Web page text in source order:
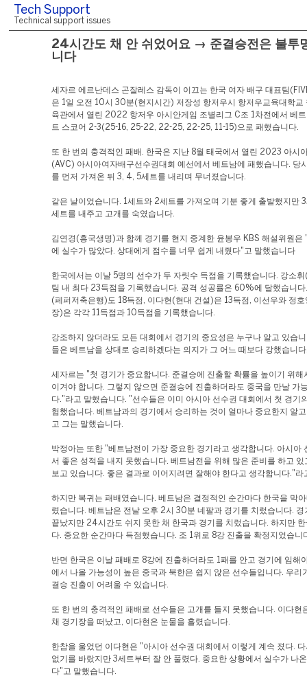
Tech Support
Technical support issues
24시간도 채 안 쉬었어요 → 준결승전은 불투
니다
세자르 에르난데스 곤잘레스 감독이 이끄는 한국 여자 배구 대표팀
은 1일 오전 10시 30분(현지시간) 저장성 항저우시 항저우교육대학교
육관에서 열린 2022 항저우 아시안게임 조별리그 C조 1차전에서 베
트 스코어 2-3(25-16, 25-22, 22-25, 22-25, 11-15)으로 패했습니다.
또 한 번의 충격적인 패배. 한국은 지난 8월 태국에서 열린 2023 아시
(AVC) 아시아여자배구선수권대회 예선에서 베트남에 패했습니다. 당
를 먼저 가져온 뒤 3, 4, 5세트를 내리며 무너졌습니다.
같은 날이었습니다. 1세트와 2세트를 가져오며 기분 좋게 출발했지만
세트를 내주고 고개를 숙였습니다.
김연경(흥국생명)과 함께 경기를 현지 중계한 윤봉우 KBS 해설위원은
에 실수가 많았다. 상대에게 점수를 너무 쉽게 내줬다"고 말했습니다
한국에서는 이날 5명의 선수가 두 자릿수 득점을 기록했습니다. 강소
팀 내 최다 23득점을 기록했습니다. 공격 성공률은 60%에 달했습니다
(페퍼저축은행)도 18득점, 이다현(현대 건설)은 13득점, 이선우와 정
장)은 각각 11득점과 10득점을 기록했습니다.
강조하지 않더라도 모든 대회에서 경기의 중요성은 누구나 알고 있습
들은 베트남을 상대로 승리하겠다는 의지가 그 어느 때보다 강했습니다
세자르는 "첫 경기가 중요합니다. 준결승에 진출할 확률을 높이기 위해
이겨야 합니다. 그렇지 않으면 준결승에 진출하더라도 중국을 만날 가
다."라고 말했습니다. "선수들은 이미 아시아 선수권 대회에서 첫 경기
험했습니다. 베트남과의 경기에서 승리하는 것이 얼마나 중요한지 알
고 그는 말했습니다.
박정아는 또한 "베트남전이 가장 중요한 경기라고 생각합니다. 아시아
서 좋은 성적을 내지 못했습니다. 베트남전을 위해 많은 준비를 하고 있
보고 있습니다. 좋은 결과로 이어지려면 잘해야 한다고 생각합니다."라
하지만 복귀는 패배였습니다. 베트남은 결정적인 순간마다 한국을 막
렸습니다. 베트남은 전날 오후 2시 30분 네팔과 경기를 치렀습니다. 경
끝났지만 24시간도 쉬지 못한 채 한국과 경기를 치렀습니다. 하지만
다. 중요한 순간마다 득점했습니다. 조 1위로 8강 진출을 확정지었습니
반면 한국은 이날 패배로 8강에 진출하더라도 1패를 안고 경기에 임해
에서 나올 가능성이 높은 중국과 북한은 쉽지 않은 선수들입니다. 우리
결승 진출이 어려울 수 있습니다.
또 한 번의 충격적인 패배로 선수들은 고개를 들지 못했습니다. 이다현
채 경기장을 떠났고, 이다현은 눈물을 흘렸습니다.
한참을 울었던 이다현은 "아시아 선수권 대회에서 이렇게 계속 졌다.
없기를 바랐지만 3세트부터 잘 안 풀렸다. 중요한 상황에서 실수가 나
다"고 말했습니다.